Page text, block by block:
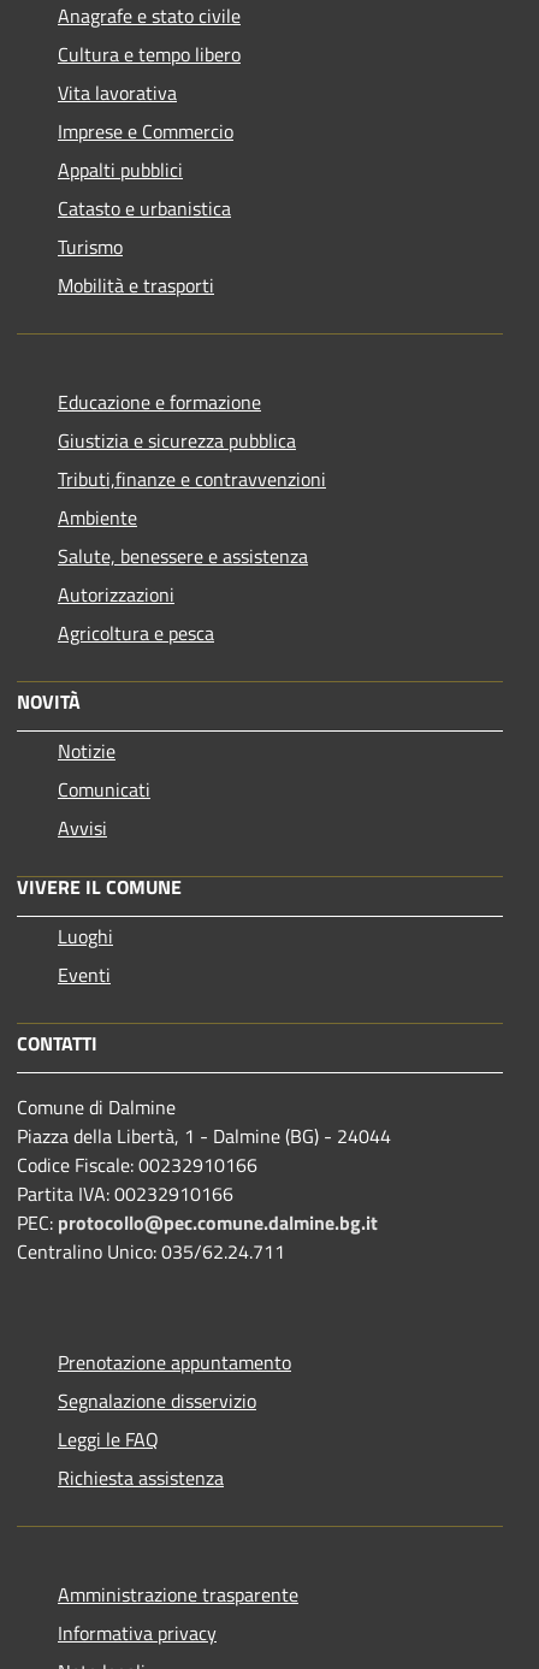
Anagrafe e stato civile
Cultura e tempo libero
Vita lavorativa
Imprese e Commercio
Appalti pubblici
Catasto e urbanistica
Turismo
Mobilità e trasporti
Educazione e formazione
Giustizia e sicurezza pubblica
Tributi,finanze e contravvenzioni
Ambiente
Salute, benessere e assistenza
Autorizzazioni
Agricoltura e pesca
NOVITÀ
Notizie
Comunicati
Avvisi
VIVERE IL COMUNE
Luoghi
Eventi
CONTATTI
Comune di Dalmine
Piazza della Libertà, 1 - Dalmine (BG) - 24044
Codice Fiscale: 00232910166
Partita IVA: 00232910166
PEC: protocollo@pec.comune.dalmine.bg.it
Centralino Unico: 035/62.24.711
Prenotazione appuntamento
Segnalazione disservizio
Leggi le FAQ
Richiesta assistenza
Amministrazione trasparente
Informativa privacy